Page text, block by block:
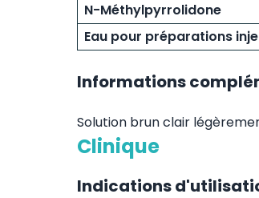
N-Méthylpyrrolidone
Eau pour préparations
Informations
Solution brun clair
Clinique
Indications